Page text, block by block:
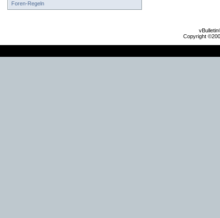
Foren-Regeln
Copyright